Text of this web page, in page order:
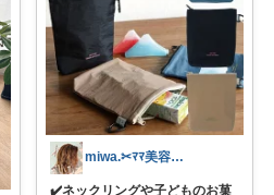
miwa.✂︎ﾏﾏ美容師💎
✔️ネックリングや子どものお菓